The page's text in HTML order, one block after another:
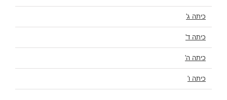
כיתה ג'
כיתה ד'
כיתה ה'
כיתה ו'